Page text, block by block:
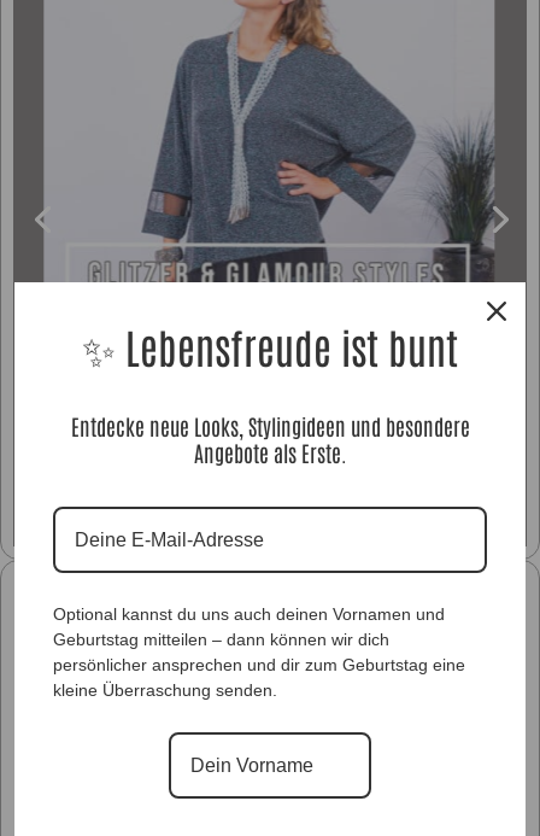
Glitzer Styles
Unsere Kollektionen
Unser Lookbook
✨ Lebensfreude ist bunt
Entdecke neue Looks, Stylingideen und besondere
Angebote als Erste.
Optional kannst du uns auch deinen Vornamen und
Geburtstag mitteilen – dann können wir dich
persönlicher ansprechen und dir zum Geburtstag eine
kleine Überraschung senden.